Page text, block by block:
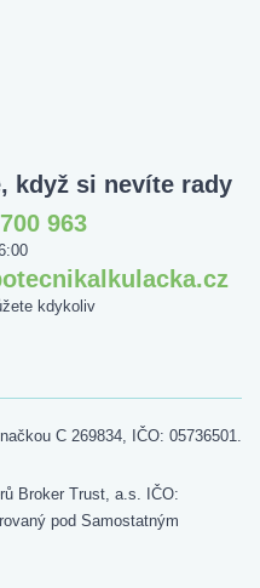
když si nevíte rady
963
kdykoliv
C 269834, IČO: 05736501.
Broker Trust, a.s. IČO:
pod Samostatným